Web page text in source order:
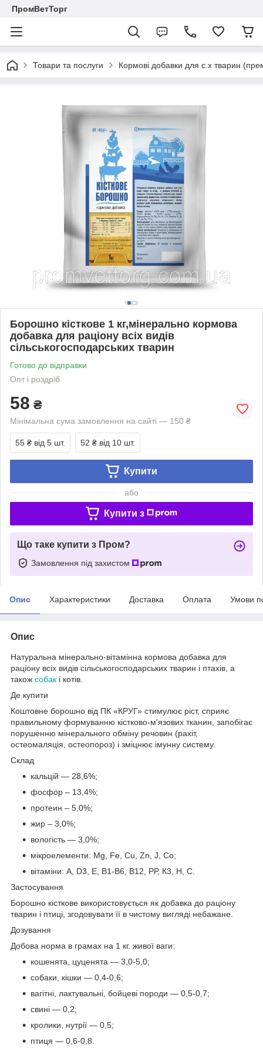
ПромВетТорг
Товари та послуги Кормові добавки для с.х тварин
Борошно кісткове 1 кг,мінерально кормова
добавка для раціону всіх видів
сільськогосподарських тварин
Готово до відправки
Опт і роздріб
58 ₴
Мінімальна сума замовлення на сайті — 150 ₴
55 ₴ від 5 шт. 52 ₴ від 10 шт.
Купити
або
Купити з
Що таке купити з Пром?
Замовлення під захистом
Опис Характеристики Доставка Оплата Умови
Опис
Натуральна мінерально-вітамінна кормова добавка для
раціону всіх видів сільськогосподарських тварин і птахів, а
також собак і котів.
Де купити
Коштовне борошно від ПК «КРУГ» стимулює ріст, сприяє
правильному формуванню кістково-м'язових тканин, запобігає
порушенню мінерального обміну речовин (рахіт,
остеомаляція, остеопороз) і зміцнює імунну систему.
Склад
кальцій — 28,6%;
фосфор – 13,4%;
протеин – 5,0%;
жир – 3,0%;
вологість — 3,0%;
мікроелементи: Mg, Fe, Cu, Zn, J, Co;
вітаміни: А, D3, Е, В1-В6, В12, РР, К3, Н, С.
Застосування
Борошно кісткове використовується як добавка до раціону
тварин і птиці, згодовувати її в чистому вигляді небажане.
Дозування
Добова норма в грамах на 1 кг. живої ваги:
кошенята, цуценята — 3,0-5,0;
собаки, кішки — 0,4-0,6;
вагітні, лактувальні, бойцеві породи — 0,5-0,7;
свині — 0,2;
кролики, нутрії — 0,5;
птиця — 0,6-0,8.